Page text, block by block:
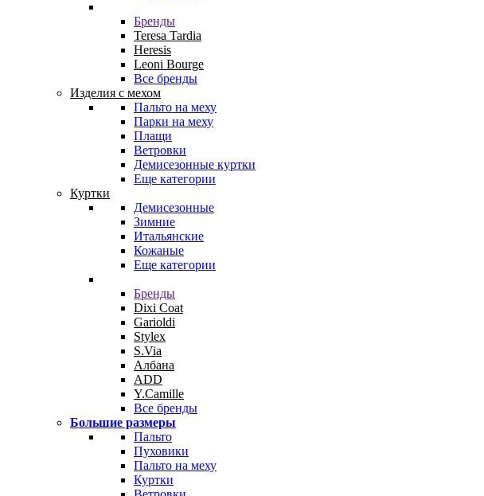
Бренды
Teresa Tardia
Heresis
Leoni Bourge
Все бренды
Изделия с мехом
Пальто на меху
Парки на меху
Плащи
Ветровки
Демисезонные куртки
Еще категории
Куртки
Демисезонные
Зимние
Итальянские
Кожаные
Еще категории
Бренды
Dixi Coat
Garioldi
Stylex
S.Via
Албана
ADD
Y.Camille
Все бренды
Большие размеры
Пальто
Пуховики
Пальто на меху
Куртки